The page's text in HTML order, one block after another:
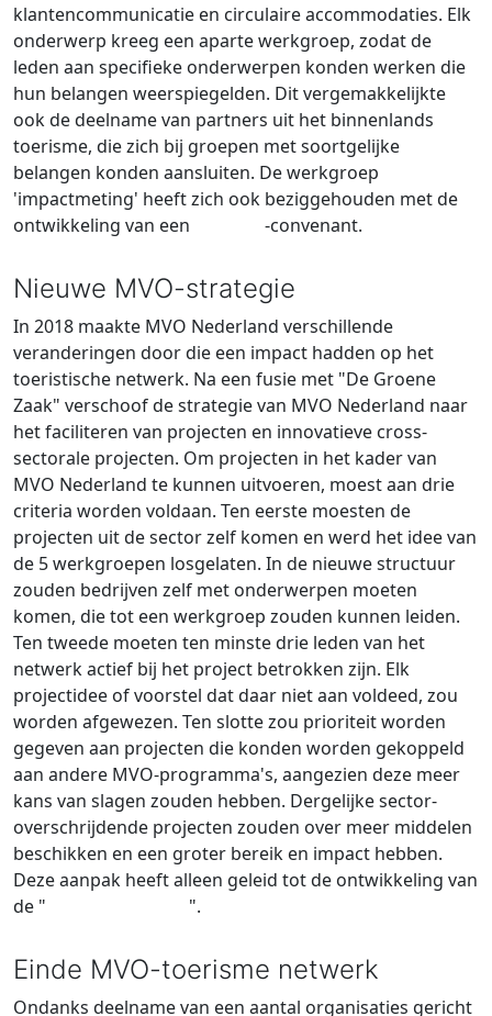
klantencommunicatie en circulaire accommodaties. Elk
onderwerp kreeg een aparte werkgroep, zodat de
leden aan specifieke onderwerpen konden werken die
hun belangen weerspiegelden. Dit vergemakkelijkte
ook de deelname van partners uit het binnenlands
toerisme, die zich bij groepen met soortgelijke
belangen konden aansluiten. De werkgroep
'impactmeting' heeft zich ook beziggehouden met de
ontwikkeling van een
-convenant.
Nieuwe MVO-strategie
In 2018 maakte MVO Nederland verschillende
veranderingen door die een impact hadden op het
toeristische netwerk. Na een fusie met "De Groene
Zaak" verschoof de strategie van MVO Nederland naar
het faciliteren van projecten en innovatieve cross-
sectorale projecten. Om projecten in het kader van
MVO Nederland te kunnen uitvoeren, moest aan drie
criteria worden voldaan. Ten eerste moesten de
projecten uit de sector zelf komen en werd het idee van
de 5 werkgroepen losgelaten. In de nieuwe structuur
zouden bedrijven zelf met onderwerpen moeten
komen, die tot een werkgroep zouden kunnen leiden.
Ten tweede moeten ten minste drie leden van het
netwerk actief bij het project betrokken zijn. Elk
projectidee of voorstel dat daar niet aan voldeed, zou
worden afgewezen. Ten slotte zou prioriteit worden
gegeven aan projecten die konden worden gekoppeld
aan andere MVO-programma's, aangezien deze meer
kans van slagen zouden hebben. Dergelijke sector-
overschrijdende projecten zouden over meer middelen
beschikken en een groter bereik en impact hebben.
Deze aanpak heeft alleen geleid tot de ontwikkeling van
de "
".
Einde MVO-toerisme netwerk
Ondanks deelname van een aantal organisaties gericht